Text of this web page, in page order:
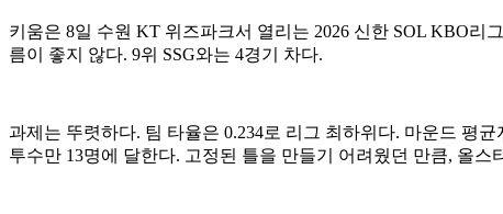
키움은 8일 수원 KT 위즈파크서 열리는 2026 신한 SOL KBO리
름이 좋지 않다. 9위 SSG와는 4경기 차다.
과제는 뚜렷하다. 팀 타율은 0.234로 리그 최하위다. 마운드 평
투수만 13명에 달한다. 고정된 틀을 만들기 어려웠던 만큼, 올